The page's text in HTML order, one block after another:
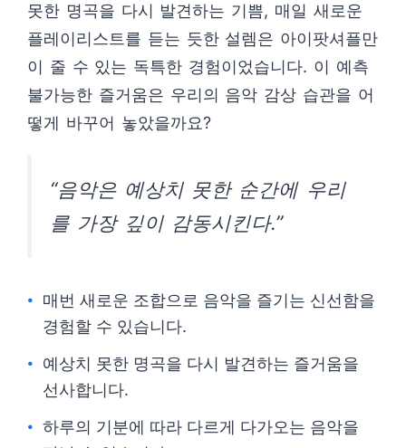
못한 명곡을 다시 발견하는 기쁨, 매일 새로운
플레이리스트를 듣는 듯한 설렘은 아이팟셔플만
이 줄 수 있는 독특한 경험이었습니다. 이 예측
불가능한 즐거움은 우리의 음악 감상 습관을 어
떻게 바꾸어 놓았을까요?
“음악은 예상치 못한 순간에 우리
를 가장 깊이 감동시킨다.”
매번 새로운 조합으로 음악을 즐기는 신선함을
경험할 수 있습니다.
예상치 못한 명곡을 다시 발견하는 즐거움을
선사합니다.
하루의 기분에 따라 다르게 다가오는 음악을